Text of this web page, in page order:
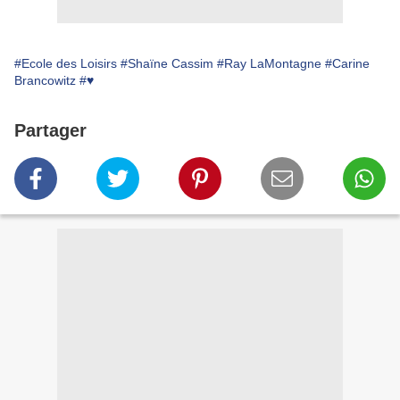
#Ecole des Loisirs #Shaïne Cassim #Ray LaMontagne #Carine
Brancowitz #♥
Partager